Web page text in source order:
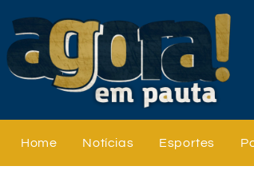
Home Notícias Esportes